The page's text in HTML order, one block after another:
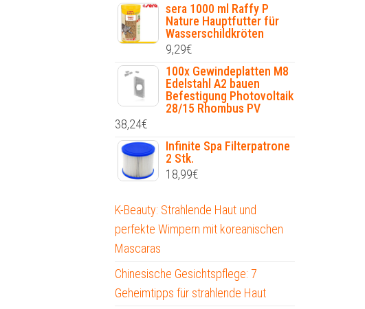
sera 1000 ml Raffy P
Nature Hauptfutter für
Wasserschildkröten
9,29€
100x Gewindeplatten M8
Edelstahl A2 bauen
Befestigung Photovoltaik
28/15 Rhombus PV
38,24€
Infinite Spa Filterpatrone
2 Stk.
18,99€
K-Beauty: Strahlende Haut und
perfekte Wimpern mit koreanischen
Mascaras
Chinesische Gesichtspflege: 7
Geheimtipps für strahlende Haut